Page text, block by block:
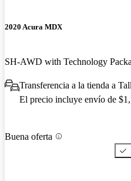
2020 Acura MDX
SH-AWD with Technology
Transferencia a la tienda a
El precio incluye envío de
Buena oferta